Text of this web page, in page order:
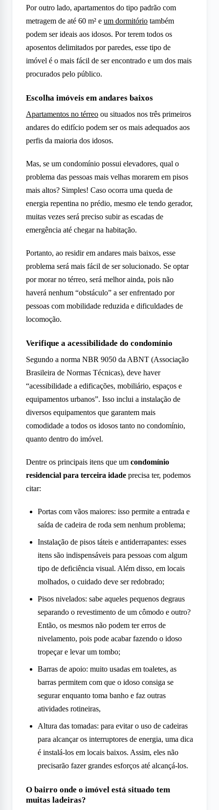
Por outro lado, apartamentos do tipo padrão com
metragem de até 60 m² e um dormitório também
podem ser ideais aos idosos. Por terem todos os
aposentos delimitados por paredes, esse tipo de
imóvel é o mais fácil de ser encontrado e um dos mais
procurados pelo público.
Escolha imóveis em andares baixos
Apartamentos no térreo ou situados nos três primeiros
andares do edifício podem ser os mais adequados aos
perfis da maioria dos idosos.
Mas, se um condomínio possui elevadores, qual o
problema das pessoas mais velhas morarem em pisos
mais altos? Simples! Caso ocorra uma queda de
energia repentina no prédio, mesmo ele tendo gerador,
muitas vezes será preciso subir as escadas de
emergência até chegar na habitação.
Portanto, ao residir em andares mais baixos, esse
problema será mais fácil de ser solucionado. Se optar
por morar no térreo, será melhor ainda, pois não
haverá nenhum “obstáculo” a ser enfrentado por
pessoas com mobilidade reduzida e dificuldades de
locomoção.
Verifique a acessibilidade do condomínio
Segundo a norma NBR 9050 da ABNT (Associação
Brasileira de Normas Técnicas), deve haver
“acessibilidade a edificações, mobiliário, espaços e
equipamentos urbanos”. Isso inclui a instalação de
diversos equipamentos que garantem mais
comodidade a todos os idosos tanto no condomínio,
quanto dentro do imóvel.
Dentre os principais itens que um condomínio
residencial para terceira idade precisa ter, podemos
citar:
Portas com vãos maiores: isso permite a entrada e
saída de cadeira de roda sem nenhum problema;
Instalação de pisos táteis e antiderrapantes: esses
itens são indispensáveis para pessoas com algum
tipo de deficiência visual. Além disso, em locais
molhados, o cuidado deve ser redobrado;
Pisos nivelados: sabe aqueles pequenos degraus
separando o revestimento de um cômodo e outro?
Então, os mesmos não podem ter erros de
nivelamento, pois pode acabar fazendo o idoso
tropeçar e levar um tombo;
Barras de apoio: muito usadas em toaletes, as
barras permitem com que o idoso consiga se
segurar enquanto toma banho e faz outras
atividades rotineiras,
Altura das tomadas: para evitar o uso de cadeiras
para alcançar os interruptores de energia, uma dica
é instalá-los em locais baixos. Assim, eles não
precisarão fazer grandes esforços até alcançá-los.
O bairro onde o imóvel está situado tem
muitas ladeiras?